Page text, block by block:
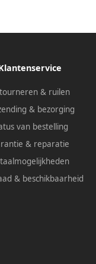
& ruilen
& bezorging
van bestelling
& reparatie
& beschikbaarheid